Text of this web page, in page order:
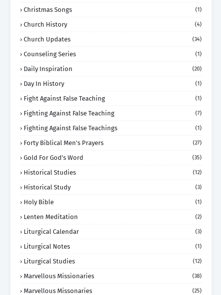
Christmas Songs (1)
Church History (4)
Church Updates (34)
Counseling Series (1)
Daily Inspiration (20)
Day In History (1)
Fight Against False Teaching (1)
Fighting Against False Teaching (7)
Fighting Against False Teachings (1)
Forty Biblical Men's Prayers (27)
Gold For God's Word (35)
Historical Studies (12)
Historical Study (3)
Holy Bible (1)
Lenten Meditation (2)
Liturgical Calendar (3)
Liturgical Notes (1)
Liturgical Studies (12)
Marvellous Missionaries (38)
Marvellous Missonaries (25)